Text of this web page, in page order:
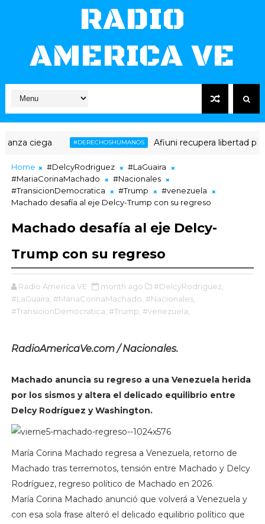
RADIO
AMERICA VE
ciega #DERECHOSHUMANOS Afiuni recupera libertad plena
Home #DelcyRodriguez
#LaGuaira
#MariaCorinaMachado
#Nacionales
#TransicionDemocratica
#Trump
#venezuela
Machado desafía al eje Delcy-Trump con su regreso
Machado desafía al eje Delcy-
Trump con su regreso
Radio America VE month ago
#DelcyRodriguez,
#LaGuaira, #MariaCorinaMachado, #Nacionales,
#TransicionDemocratica, #Trump, #venezuela,
RadioAmericaVe.com / Nacionales.
Machado anuncia su regreso a una Venezuela herida
por los sismos y altera el delicado equilibrio entre
Delcy Rodríguez y Washington.
María Corina Machado regresa a Venezuela, retorno de
Machado tras terremotos, tensión entre Machado y Delcy
Rodríguez, regreso político de Machado en 2026.
María Corina Machado anunció que volverá a Venezuela y
con esa sola frase alteró el delicado equilibrio político que